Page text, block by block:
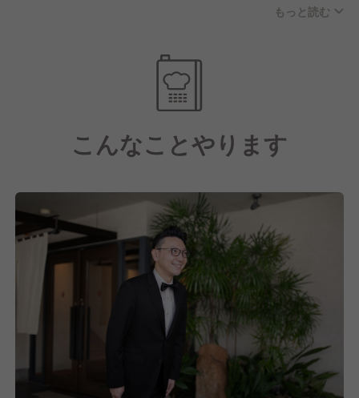
お料理でお迎えしております。
もっと読む
こんなことやります